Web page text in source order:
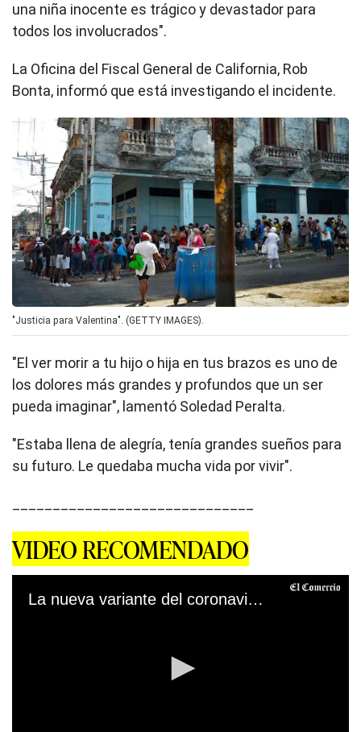
una niña inocente es trágico y devastador para
todos los involucrados".
La Oficina del Fiscal General de California, Rob
Bonta, informó que está investigando el incidente.
"Justicia para Valentina". (GETTY IMAGES).
"El ver morir a tu hijo o hija en tus brazos es uno de
los dolores más grandes y profundos que un ser
pueda imaginar", lamentó Soledad Peralta.
"Estaba llena de alegría, tenía grandes sueños para
su futuro. Le quedaba mucha vida por vivir".
VIDEO RECOMENDADO
La nueva variante del coronavirus, ómicron, se expande por el mundo